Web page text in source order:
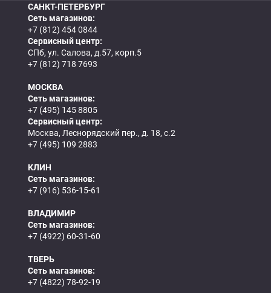
САНКТ-ПЕТЕРБУРГ
Сеть магазинов:
+7 (812) 454 0844
Сервисный центр:
СПб, ул. Салова, д.57, корп.5
+7 (812) 718 7693
МОСКВА
Сеть магазинов:
+7 (495) 145 8805
Сервисный центр:
Москва, Леснорядский пер., д. 18, с.2
+7 (495) 109 2883
КЛИН
Сеть магазинов:
+7 (916) 536-15-61
ВЛАДИМИР
Сеть магазинов:
+7 (4922) 60-31-60
ТВЕРЬ
Сеть магазинов:
+7 (4822) 78-92-19